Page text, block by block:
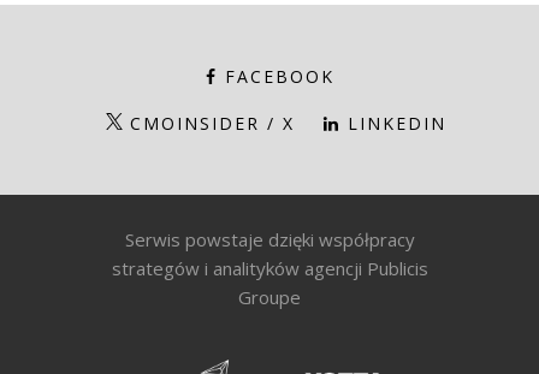
FACEBOOK
CMOINSIDER / X LINKEDIN
Serwis powstaje dzięki współpracy
strategów i analityków agencji Publicis
Groupe